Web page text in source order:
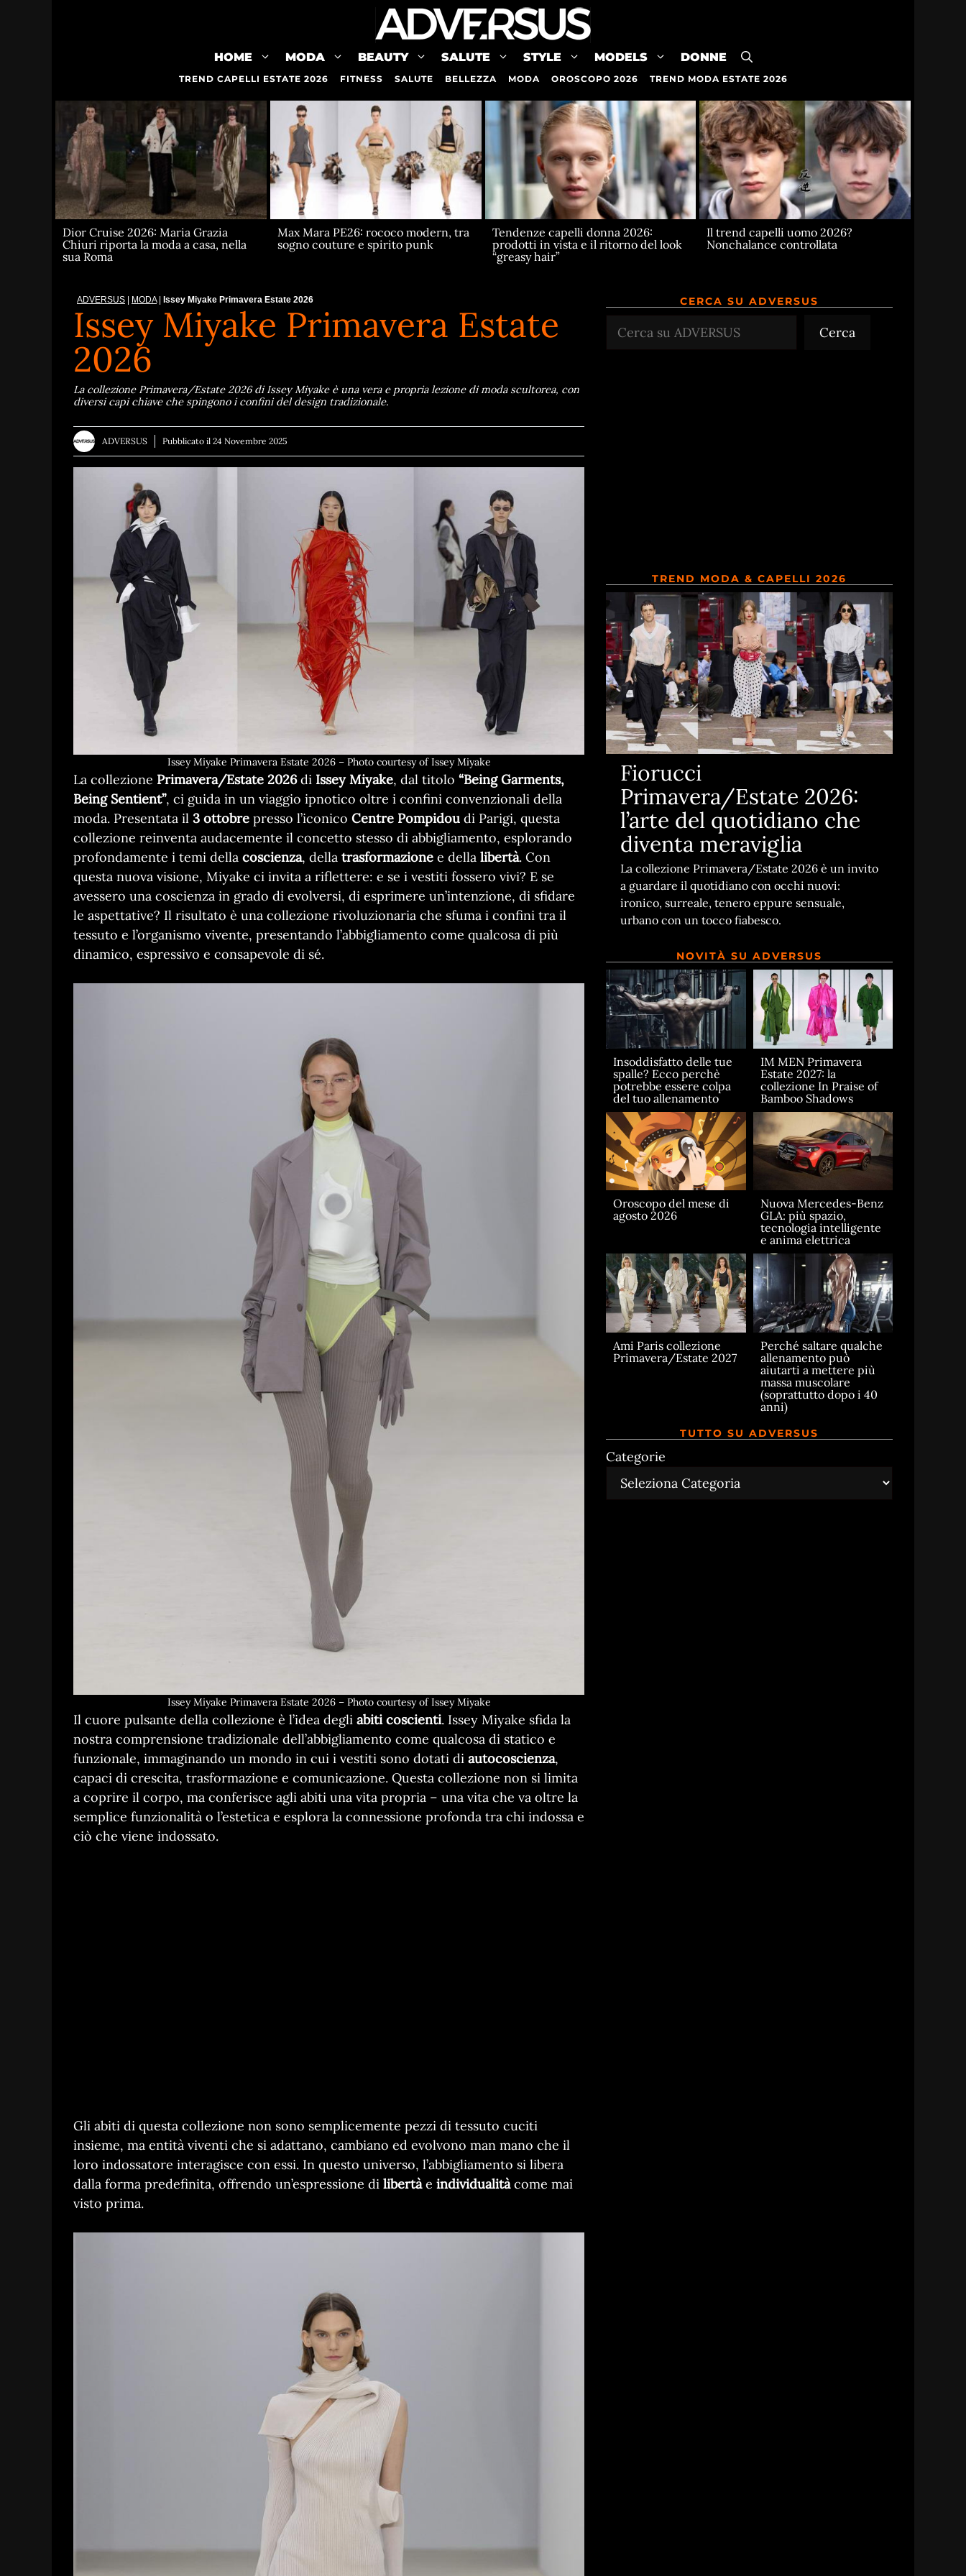
HOME MODA BEAUTY SALUTE STYLE MODELS DONNE
TREND CAPELLI ESTATE 2026 FITNESS SALUTE BELLEZZA MODA OROSCOPO 2026 TREND MODA ESTATE 2026
Dior Cruise 2026: Maria Grazia
Chiuri riporta la moda a casa, nella
sua Roma
Max Mara PE26: rococo modern, tra
sogno couture e spirito punk
Tendenze capelli donna 2026:
prodotti in vista e il ritorno del look
“greasy hair”
Il trend capelli uomo 2026?
Nonchalance controllata
ADVERSUS MODA| Issey Miyake Primavera Estate 2026
Issey Miyake Primavera Estate
2026
La collezione Primavera/Estate 2026 di Issey Miyake è una vera e propria lezione di moda scultorea, con
diversi capi chiave che spingono i confini del design tradizionale.
ADVERSUS Pubblicato il 24 Novembre 2025
Issey Miyake Primavera Estate 2026 – Photo courtesy of Issey Miyake
La collezione Primavera/Estate 2026di Issey Miyake, dal titolo “Being Garments,
Being Sentient”, ci guida in un viaggio ipnotico oltre i confini convenzionali della
moda. Presentata il 3 ottobre presso l’iconico Centre Pompidou di Parigi, questa
collezione reinventa audacemente il concetto stesso di abbigliamento, esplorando
profondamente i temi della coscienza, della trasformazione e della libertà. Con
questa nuova visione, Miyake ci invita a riflettere: e se i vestiti fossero vivi? E se
avessero una coscienza in grado di evolversi, di esprimere un’intenzione, di sfidare
le aspettative? Il risultato è una collezione rivoluzionaria che sfuma i confini tra il
tessuto e l’organismo vivente, presentando l’abbigliamento come qualcosa di più
dinamico, espressivo e consapevole di sé.
Issey Miyake Primavera Estate 2026 – Photo courtesy of Issey Miyake
Il cuore pulsante della collezione è l’idea degli abiti coscienti. Issey Miyake sfida la
nostra comprensione tradizionale dell’abbigliamento come qualcosa di statico e
funzionale, immaginando un mondo in cui i vestiti sono dotati di autocoscienza,
capaci di crescita, trasformazione e comunicazione. Questa collezione non si limita
a coprire il corpo, ma conferisce agli abiti una vita propria – una vita che va oltre la
semplice funzionalità o l’estetica e esplora la connessione profonda tra chi indossa e
ciò che viene indossato.
Gli abiti di questa collezione non sono semplicemente pezzi di tessuto cuciti
insieme, ma entità viventi che si adattano, cambiano ed evolvono man mano che il
loro indossatore interagisce con essi. In questo universo, l’abbigliamento si libera
dalla forma predefinita, offrendo un’espressione di libertàe individualitàcome mai
visto prima.
CERCA SU ADVERSUS
Cerca
Cerca
TREND MODA & CAPELLI 2026
Fiorucci
Primavera/Estate 2026:
l’arte del quotidiano che
diventa meraviglia
La collezione Primavera/Estate 2026 è un invito
a guardare il quotidiano con occhi nuovi:
ironico, surreale, tenero eppure sensuale,
urbano con un tocco fiabesco.
NOVITÀ SU ADVERSUS
Insoddisfatto delle tue
spalle? Ecco perchè
potrebbe essere colpa
del tuo allenamento
IM MEN Primavera
Estate 2027: la
collezione In Praise of
Bamboo Shadows
Oroscopo del mese di
agosto 2026
Nuova Mercedes-Benz
GLA: più spazio,
tecnologia intelligente
e anima elettrica
Ami Paris collezione
Primavera/Estate 2027
Perché saltare qualche
allenamento può
aiutarti a mettere più
massa muscolare
(soprattutto dopo i 40
anni)
TUTTO SU ADVERSUS
Categorie